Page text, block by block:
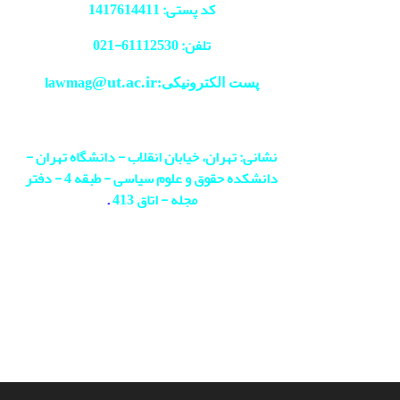
کد پستی: 1417614411
تلفن: 61112530-
021
پست الکترونیکی:lawmag@ut.ac.ir
نشانی: تهران، خیابان انقلاب - دانشگاه تهران -
دانشکده حقوق و علوم سیاسی - طبقه 4 - دفتر
مجله - اتاق 413
.